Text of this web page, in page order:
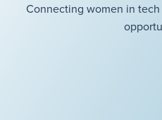
Connecting women in